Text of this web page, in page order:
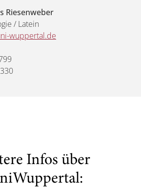
Riesenweber
/ Latein
wuppertal.de
Infos über